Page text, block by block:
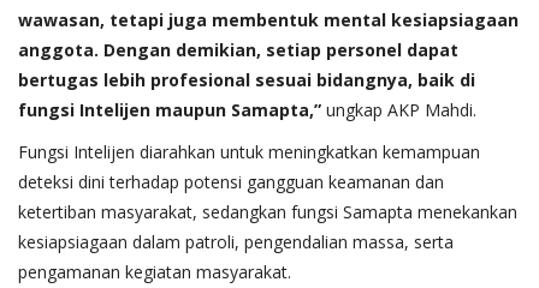
wawasan, tetapi juga membentuk mental kesiapsiagaan
anggota. Dengan demikian, setiap personel dapat
bertugas lebih profesional sesuai bidangnya, baik di
fungsi Intelijen maupun Samapta,” ungkap AKP Mahdi.
Fungsi Intelijen diarahkan untuk meningkatkan kemampuan
deteksi dini terhadap potensi gangguan keamanan dan
ketertiban masyarakat, sedangkan fungsi Samapta menekankan
kesiapsiagaan dalam patroli, pengendalian massa, serta
pengamanan kegiatan masyarakat.